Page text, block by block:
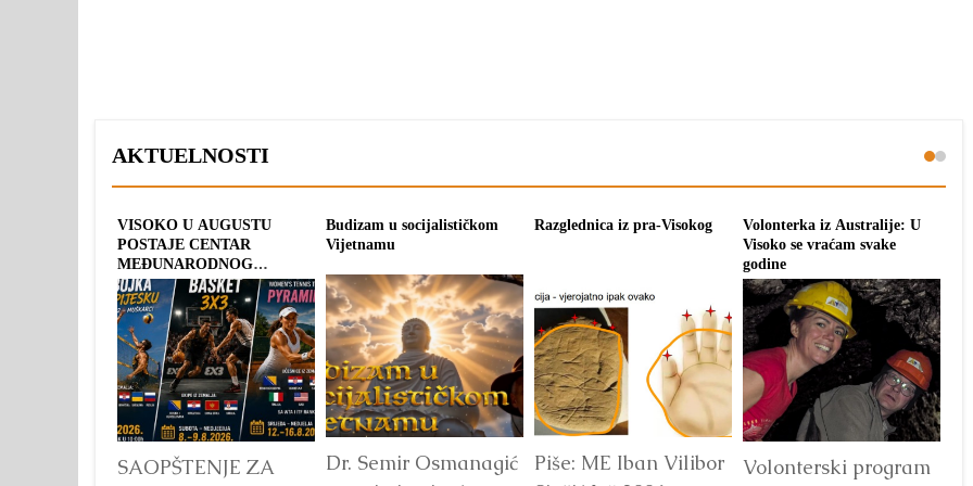
AKTUELNOSTI
VISOKO U AUGUSTU
POSTAJE CENTAR
MEĐUNARODNOG
SPORTA: TRI OLIMPIJSKA
TURNIRA POD
ZAJEDNIČKIM IMENOM
“PYRAMID CUP 2026”
SAOPŠTENJE ZA
Budizam u socijalističkom
Vijetnamu
Dr. Semir Osmanagić
Razglednica iz pra-Visokog
Piše: ME Iban Vilibor
Volonterka iz Australije: U
Visoko se vraćam svake
godine
Volonterski program